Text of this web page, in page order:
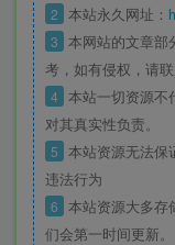
2 本站永久网址：
3 本网站的文章部
考，如有侵权，请
4 本站一切资源不
对其真实性负责。
5 本站资源无法保
违法行为
6 本站资源大多存
们会第一时间更新。